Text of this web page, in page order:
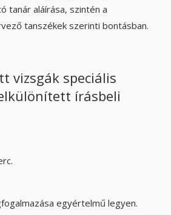
tanár aláírása, szintén a
tanszékek szerinti bontásban.
vizsgák speciális
írásbeli
egyértelmű legyen.